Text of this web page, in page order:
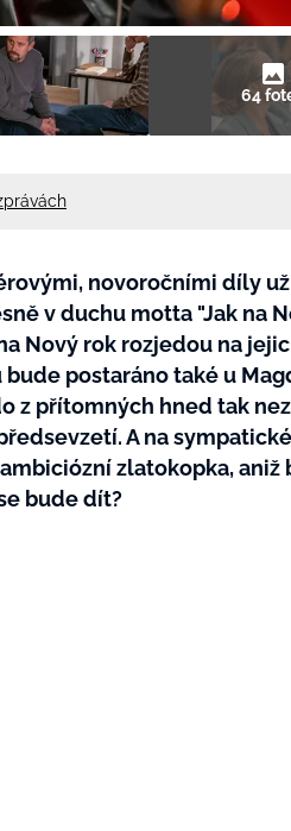
64
novoročními díly
v duchu motta "Jak na
Nový rok rozjedou na
postaráno také u
z přítomných hned tak
A na
zlatokopka, aniž
bude dít?